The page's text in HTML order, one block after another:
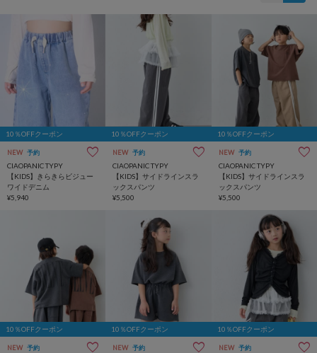
10％OFFクーポン
NEW 予約
CIAOPANIC TYPY
【KIDS】きらきらビジュー
ワイドデニム
¥5,940
10％OFFクーポン
NEW 予約
CIAOPANIC TYPY
【KIDS】サイドラインスラ
ックスパンツ
¥5,500
10％OFFクーポン
NEW 予約
CIAOPANIC TYPY
【KIDS】サイドラインスラ
ックスパンツ
¥5,500
10％OFFクーポン
NEW 予約
10％OFFクーポン
NEW 予約
10％OFFクーポン
NEW 予約